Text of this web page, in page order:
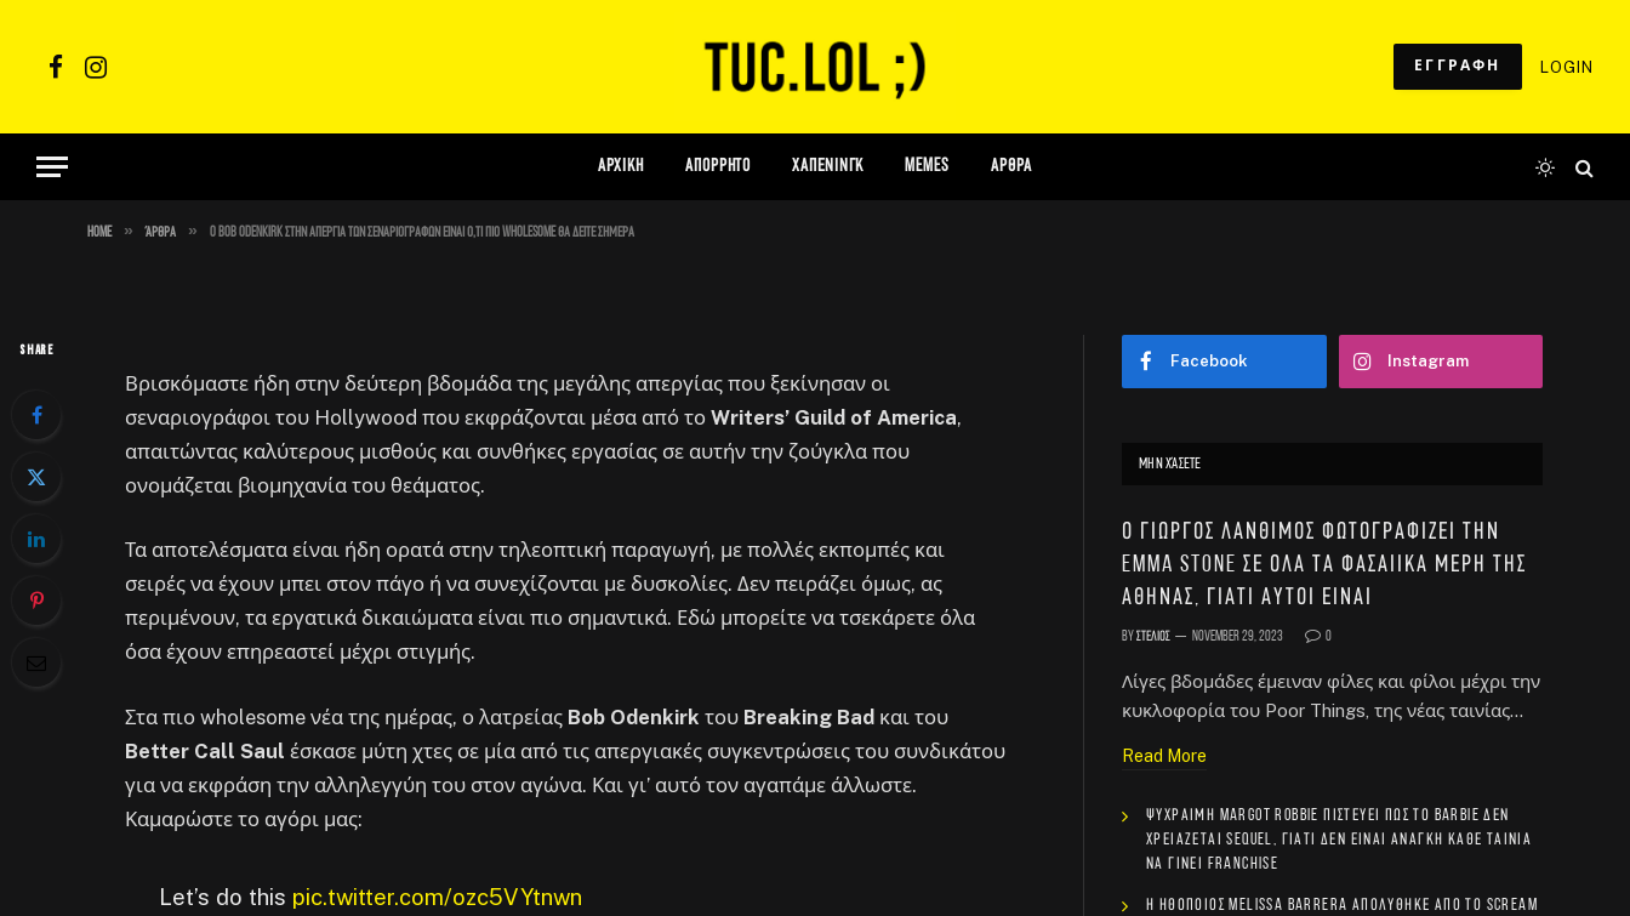
FacebookInstagram
ΕΓΓΡΑΦΗ LOGIN
ΑΡΧΙΚΗ Απόρρητο Χάπενινγκ Memes Αρθρα
Home » Άρθρα » O Bob Odenkirk στην απεργία των σεναριογράφων είναι ό,τι πιο wholesome θα δείτε σήμερα
O Bob Odenkirk στην απεργία των σεναριογράφων είναι
ό,τι πιο wholesome θα δείτε σήμερα
Στέλιος May 11, 2023 No Comments 1 Min Read
SHARE
Βρισκόμαστε ήδη στην δεύτερη βδομάδα της μεγάλης απεργίας που ξεκίνησαν οι
σεναριογράφοι του Hollywood που εκφράζονται μέσα από το Writers’ Guild of America,
απαιτώντας καλύτερους μισθούς και συνθήκες εργασίας σε αυτήν την ζούγκλα που
ονομάζεται βιομηχανία του θεάματος.
Τα αποτελέσματα είναι ήδη ορατά στην τηλεοπτική παραγωγή, με πολλές εκπομπές και
σειρές να έχουν μπει στον πάγο ή να συνεχίζονται με δυσκολίες. Δεν πειράζει όμως, ας
περιμένουν, τα εργατικά δικαιώματα είναι πιο σημαντικά. Εδώ μπορείτε να τσεκάρετε όλα
όσα έχουν επηρεαστεί μέχρι στιγμής.
Στα πιο wholesome νέα της ημέρας, ο λατρείας Bob Odenkirk του Breaking Bad και του
Better Call Saul έσκασε μύτη χτες σε μία από τις απεργιακές συγκεντρώσεις του συνδικάτου
για να εκφράση την αλληλεγγύη του στον αγώνα. Και γι’ αυτό τον αγαπάμε άλλωστε.
Καμαρώστε το αγόρι μας:
Let’s do this pic.twitter.com/ozc5VYtnwn
Facebook Instagram
ΜΗΝ ΧΆΣΕΤΕ
Ο Γιώργος Λάνθιμος φωτογραφίζει την
Emma Stone σε όλα τα φασαίικα μέρη της
Αθήνας, γιατί αυτοί είναι
ByΣτέλιος November 29, 2023 0
Λίγες βδομάδες έμειναν φίλες και φίλοι μέχρι την
κυκλοφορία του Poor Things, της νέας ταινίας…
Read More
Ψύχραιμη Margot Robbie πιστεύει πως το Barbie δεν
χρειάζεται sequel, γιατί δεν είναι ανάγκη κάθε ταινία
να γίνει franchise
Η ηθοποιός Melissa Barrera απολύθηκε από το Scream